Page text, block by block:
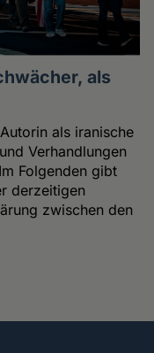
als
als iranische
Verhandlungen
Folgenden gibt
derzeitigen
zwischen den